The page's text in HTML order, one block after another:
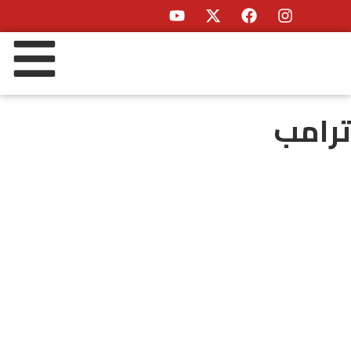
ترامب